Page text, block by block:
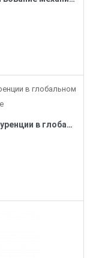
Основные направления развития конкуренции в глобальном и национальном аспекте